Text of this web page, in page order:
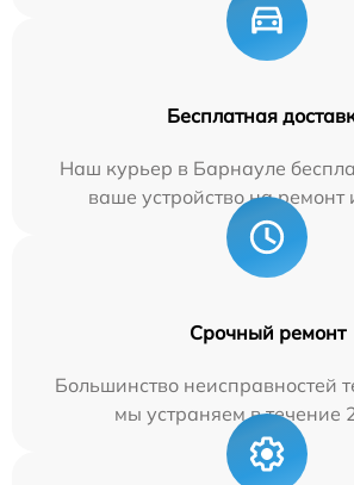
Бесплатная
Наш курьер в Барнауле
ваше устройство на ремонт
Срочный ремонт
Большинство неисправностей
мы устраняем в течение